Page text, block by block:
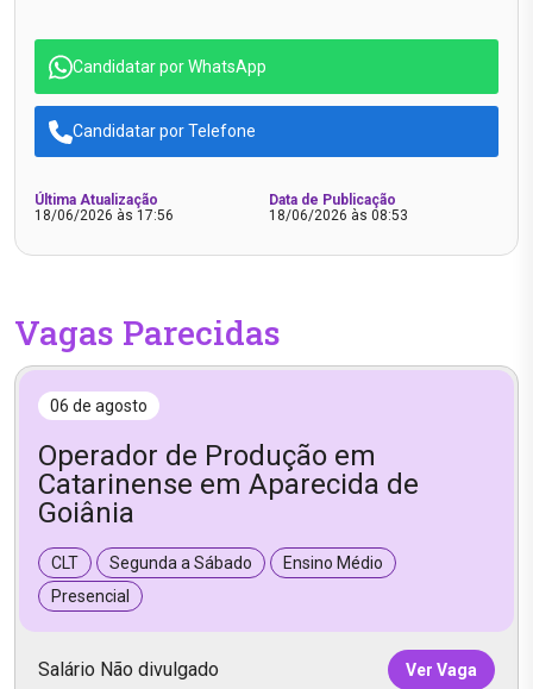
Candidatar por WhatsApp
Candidatar por Telefone
Última Atualização
18/06/2026 às 17:56
Data de Publicação
18/06/2026 às 08:53
Vagas Parecidas
06 de agosto
Operador de Produção em
Catarinense em Aparecida de
Goiânia
CLT Segunda a Sábado
Ensino Médio
Presencial
Salário Não divulgado Ver Vaga